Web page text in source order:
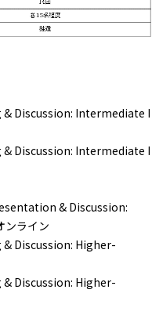
& Discussion: Intermediate I
& Discussion: Intermediate I
& Discussion:
ライン
& Discussion: Higher-
& Discussion: Higher-